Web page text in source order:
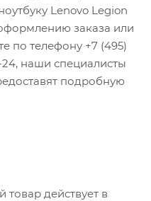
Lenovo Legion
оформлению заказа или
по телефону +7 (495)
24, наши специалисты
подробную
действует в